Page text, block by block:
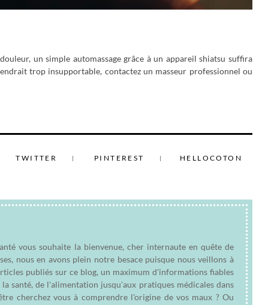
un simple automassage grâce à un appareil shiatsu suffira
trop insupportable, contactez un masseur professionnel ou
TWITTER PINTEREST HELLOCOTON
vous souhaite la bienvenue, cher internaute en quête de
nous en avons plein notre besace puisque nous veillons à
publiés sur ce blog, un maximum d'informations fiables
santé, de l'alimentation jusqu'aux pratiques médicales dans
cherchez vous à comprendre l'origine de vos maux ? Ou